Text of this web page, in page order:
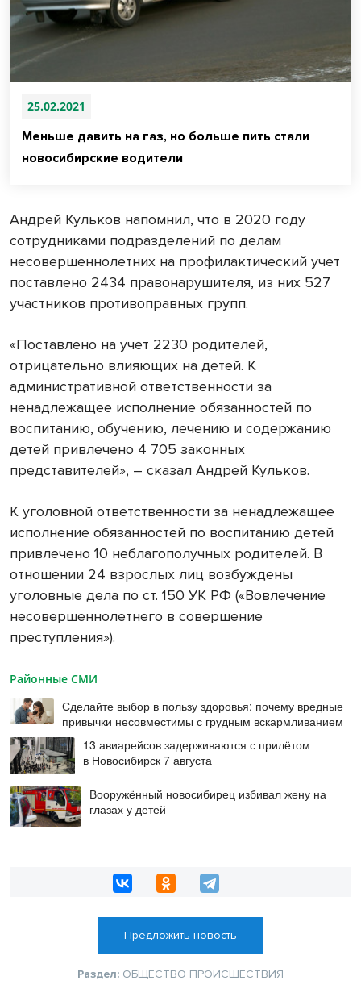
25.02.2021
Меньше давить на газ, но больше пить стали
новосибирские водители
Андрей Кульков напомнил, что в 2020 году
сотрудниками подразделений по делам
несовершеннолетних на профилактический учет
поставлено 2434 правонарушителя, из них 527
участников противоправных групп.
«Поставлено на учет 2230 родителей,
отрицательно влияющих на детей. К
административной ответственности за
ненадлежащее исполнение обязанностей по
воспитанию, обучению, лечению и содержанию
детей привлечено 4 705 законных
представителей», – сказал Андрей Кульков.
К уголовной ответственности за ненадлежащее
исполнение обязанностей по воспитанию детей
привлечено 10 неблагополучных родителей. В
отношении 24 взрослых лиц возбуждены
уголовные дела по ст. 150 УК РФ («Вовлечение
несовершеннолетнего в совершение
преступления»).
Районные СМИ
Сделайте выбор в пользу здоровья: почему вредные
привычки несовместимы с грудным вскармливанием
13 авиарейсов задерживаются с прилётом
в Новосибирск 7 августа
Вооружённый новосибирец избивал жену на
глазах у детей
Предложить новость
Раздел: ОБЩЕСТВО ПРОИСШЕСТВИЯ